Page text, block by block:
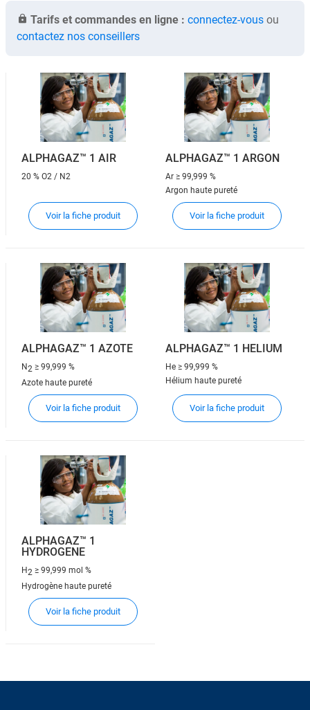
Tarifs et commandes en ligne : connectez-vous ou
contactez nos conseillers
ALPHAGAZ™ 1 AIR
20 % O2 / N2
Voir la fiche produit
ALPHAGAZ™ 1 ARGON
Ar ≥ 99,999 %
Argon haute pureté
Voir la fiche produit
ALPHAGAZ™ 1 AZOTE
N2 ≥ 99,999 %
Azote haute pureté
Voir la fiche produit
ALPHAGAZ™ 1 HELIUM
He ≥ 99,999 %
Hélium haute pureté
Voir la fiche produit
ALPHAGAZ™ 1
HYDROGENE
H2 ≥ 99,999 mol %
Hydrogène haute pureté
Voir la fiche produit